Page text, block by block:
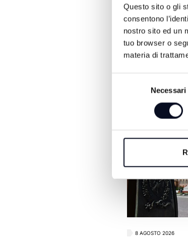
Questo sito o gli
consentono
nostro sito ed un
tuo browser o
materia di
Necessari
ALTRE NOTIZIE
8 AGOSTO 2026